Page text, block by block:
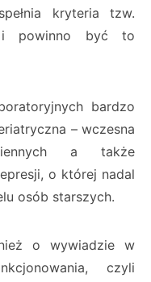
kryteria tzw.
i powinno być to
bardzo
– wczesna
a także
o której nadal
osób starszych.
o wywiadzie w
czyli